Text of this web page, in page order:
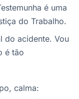
é uma
do Trabalho.
acidente. Vou
é tão
calma: